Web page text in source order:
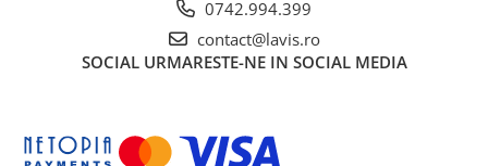
0742.994.399
contact@lavis.ro
SOCIAL URMARESTE-NE IN SOCIAL MEDIA